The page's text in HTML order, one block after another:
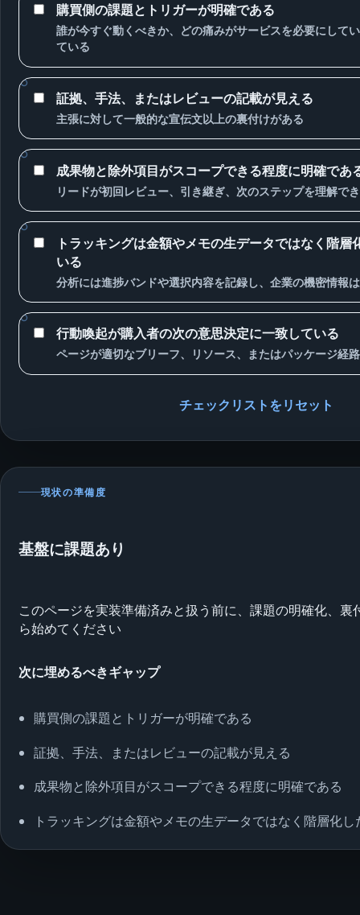
購買側の課題とトリガーが明確である
誰が今すぐ動くべきか、どの痛みがサービスを必要にして
ている
証拠、手法、またはレビューの記載が見える
主張に対して一般的な宣伝文以上の裏付けがある
成果物と除外項目がスコープできる程度に明確であ
リードが初回レビュー、引き継ぎ、次のステップを理解で
トラッキングは金額やメモの生データではなく階層
いる
分析には進捗バンドや選択内容を記録し、企業の機密情報
行動喚起が購入者の次の意思決定に一致している
ページが適切なブリーフ、リソース、またはパッケージ経
チェックリストをリセット
現状の準備度
基盤に課題あり
このページを実装準備済みと扱う前に、課題の明確化、裏
ら始めてください
次に埋めるべきギャップ
購買側の課題とトリガーが明確である
証拠、手法、またはレビューの記載が見える
成果物と除外項目がスコープできる程度に明確である
トラッキングは金額やメモの生データではなく階層化